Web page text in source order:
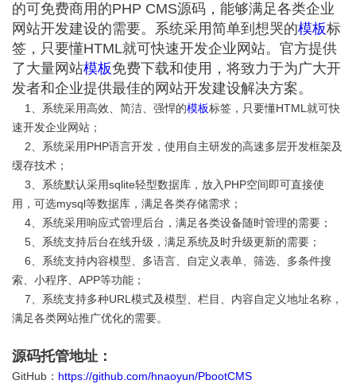
的可免费商用的PHP CMS源码，能够满足各类企业
网站开发建设的需要。系统采用简单到想哭的模板标
签，只要懂HTML就可快速开发企业网站。官方提供
了大量网站模板免费下载和使用，将致力于为广大开
发者和企业提供最佳的网站开发建设解决方案。
1、系统采用高效、简洁、强悍的模板标签，只要懂HTML就可快
速开发企业网站；
2、系统采用PHP语言开发，使用自主研发的高速多层开发框架及
缓存技术；
3、系统默认采用sqlite轻型数据库，放入PHP空间即可直接使
用，可选mysql等数据库，满足各类存储需求；
4、系统采用响应式管理后台，满足各类设备随时管理的需要；
5、系统支持后台在线升级，满足系统及时升级更新的需要；
6、系统支持内容模型、多语言、自定义表单、筛选、多条件搜
索、小程序、APP等功能；
7、系统支持多种URL模式及模型、栏目、内容自定义地址名称，
满足各类网站推广优化的需要。
源码托管地址：
GitHub： https://github.com/hnaoyun/PbootCMS